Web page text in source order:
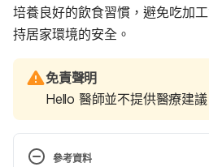
培養良好的飲食習慣，避免吃加
持居家環境的安全。
免責聲明
Hello 醫師並不提供醫療建
參考資料